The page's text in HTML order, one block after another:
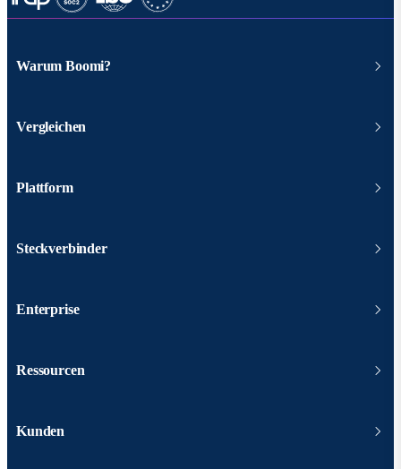
Warum Boomi?
Vergleichen
Plattform
Steckverbinder
Enterprise
Ressourcen
Kunden